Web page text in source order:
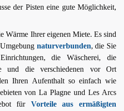
der Pisten eine gute Möglichkeit,
Wärme Ihrer eigenen Miete. Es sind
naturverbunden, die Sie
die Wäscherei, die
und die verschiedenen vor Ort
Ihren Aufenthalt so einfach wie
von La Plagne und Les Arcs
für Vorteile aus ermäßigten